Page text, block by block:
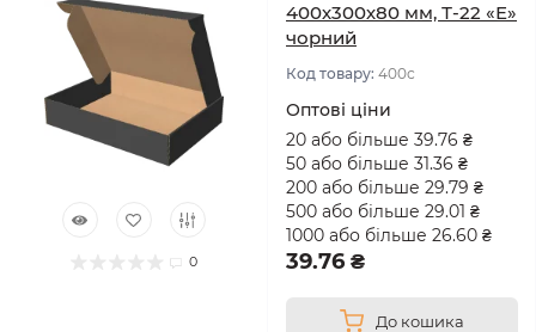
0
400х300х80 мм, Т-22 «Е»
чорний
Код товару: 400с
Оптові ціни
20 або більше 39.76 ₴
50 або більше 31.36 ₴
200 або більше 29.79 ₴
500 або більше 29.01 ₴
1000 або більше 26.60 ₴
39.76 ₴
До кошика